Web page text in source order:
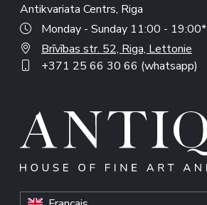
Antikvariata Centrs, Riga
Monday - Sunday 11:00 - 19:00*
Brīvības str. 52, Riga, Lettonie
+371 25 66 30 66 (whatsapp)